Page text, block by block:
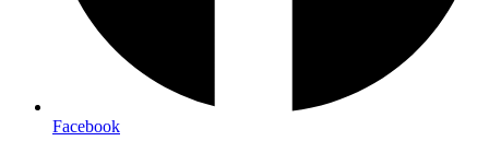
Facebook